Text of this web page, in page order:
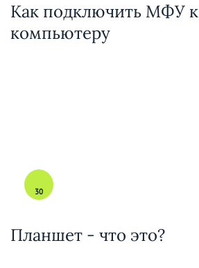
Как подключить МФУ к
компьютеру
30
Планшет - что это?